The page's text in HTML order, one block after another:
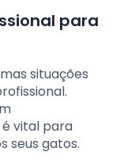
para
situações
vital para
seus gatos.